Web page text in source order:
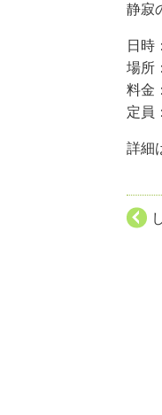
静寂
日時
場所
料金
定員
詳細